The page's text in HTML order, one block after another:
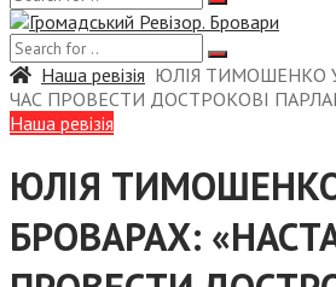
Наша ревізія ЮЛІЯ ТИМОШЕНКО
ЧАС ПРОВЕСТИ ДОСТРОКОВІ
Наша ревізія
ЮЛІЯ
БРОВАРАХ: